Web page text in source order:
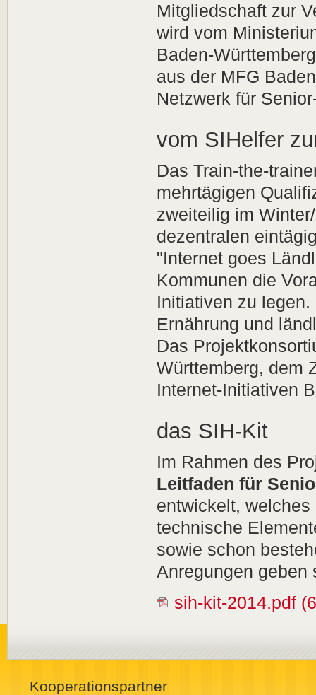
Mitgliedschaft zur
wird vom
Baden-
aus der MFG
Netzwerk für
vom SIHelfer
Das Train-the-
mehrtägigen
zweiteilig im
dezentralen
"Internet goes
Kommunen die
Initiativen zu
Ernährung und
Das
Württemberg, dem
Internet-Initiativen
das SIH-Kit
Im Rahmen des
Leitfaden für
entwickelt,
technische
sowie schon
Anregungen geben
sih-kit-2014.pdf
Kooperationspartner